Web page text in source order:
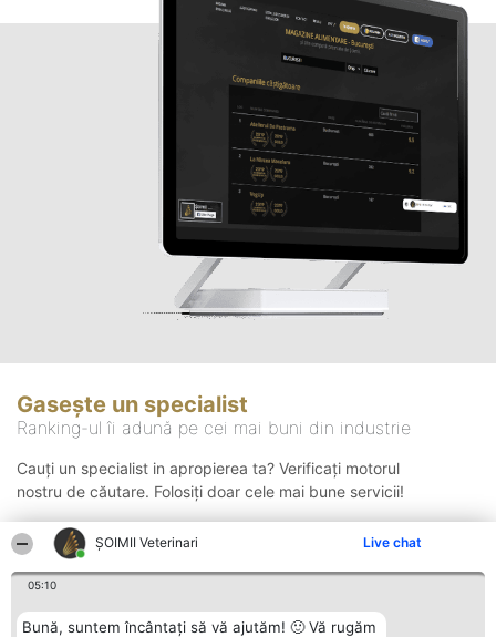
ȘOIMII Veterinari Live chat
05:10
Bună, suntem încântați să vă ajutăm! 🙂 Vă rugăm
Gasește un specialist
Ranking-ul îi adună pe cei mai buni din industrie
Cauți un specialist in apropierea ta? Verificați motorul
nostru de căutare. Folosiți doar cele mai bune servicii!